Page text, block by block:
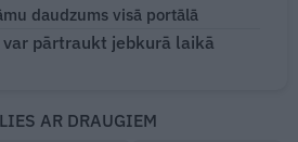
daudzums visā portālā
pārtraukt jebkurā laikā
AR DRAUGIEM